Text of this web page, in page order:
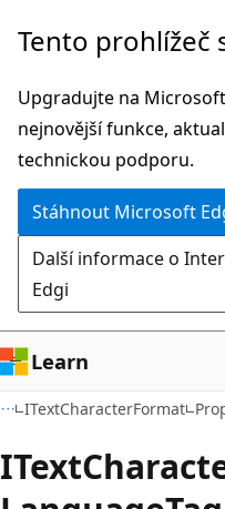
Přeskočit
hlavní
obsah
Přeskočit
navigaci
na
stránce
Tento prohlížeč
Upgradujte na
nejnovější funkce,
technickou podporu.
Stáhnout Microsoft
Další informace o
Edgi
Learn
ITextCharacterFormat
IText